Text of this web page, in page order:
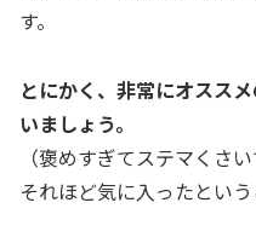
す。
とにかく、非常にオスス
いましょう。
（褒めすぎてステマくさ
それほど気に入ったという